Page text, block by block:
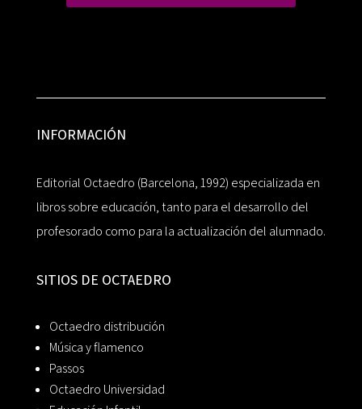
INFORMACIÓN
Editorial Octaedro (Barcelona, 1992) especializada en
libros sobre educación, tanto para el desarrollo del
profesorado como para la actualización del alumnado.
SITIOS DE OCTAEDRO
Octaedro distribución
Música y flamenco
Passos
Octaedro Universidad